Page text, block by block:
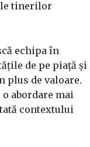
tinerilor
echipa în
de pe piață și
plus de valoare.
abordare mai
contextului